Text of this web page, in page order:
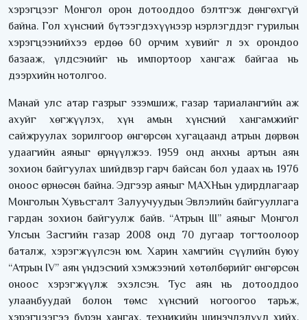
хэрэгцээг Монгол орон дотооддоо бэлтгэж дөнгөхгүй
байна. Гол хүнсний бүтээгдэхүүнээр нэрлэгддэг гурилын
хэрэгцээнийхээ ердөө 60 орчим хувийг л эх орондоо
базааж, үлдсэнийг нь импортоор хангаж байгаа нь
дээрхийн нотолгоо.
Манай улс атар газрыг эзэмшиж, газар тариалангийн аж
ахуйг хөгжүүлэх, хүн амын хүнсний хангамжийг
сайжруулах зорилгоор өнгөрсөн хугацаанд атрын дөрвөн
удаагийн аяныг өрнүүлжээ. 1959 онд анхны артын аян
зохион байгуулах шийдвэр гарч байсан бол удаах нь 1976
оноос өрнөсөн байна. Эдгээр аяныг МАХНын удирдлагаар
Монголын Хувьсгалт Залуучуудын Эвлэлийн байгууллага
гардан зохион байгуулж байв. “Атрын III” аяныг Монгол
Улсын Засгийн газар 2008 онд 70 дугаар тогтоолоор
баталж, хэрэгжүүлсэн юм. Харин хамгийн сүүлийн буюу
“Атрын IV” аян үндэсний хэмжээний хөтөлбөрийг өнгөрсөн
оноос хэрэгжүүлж эхэлсэн. Тус аян нь дотооддоо
улаанбуудай болон төмс хүнсний ногоогоо тарьж,
хэрэгцээгээ бүрэн хангах, техникийн шинэчлэлүүд хийх,